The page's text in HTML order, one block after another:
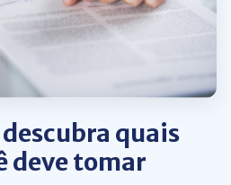
quais
deve tomar